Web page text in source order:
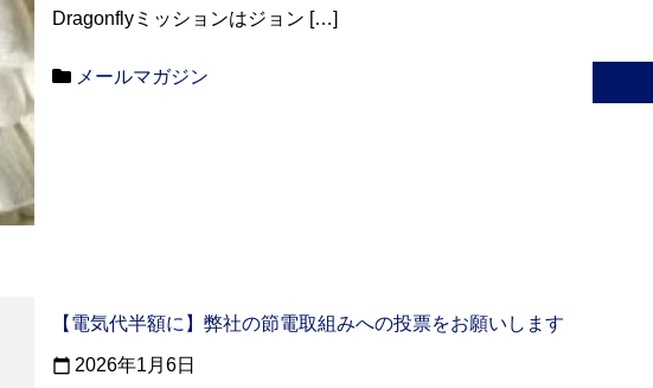
Dragonflyミッションはジョン […]
メールマガジン
【電気代半額に】弊社の節電取組みへの投票をお願いします
calendar_today 2026年1月6日